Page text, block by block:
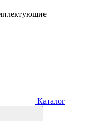
Каталог